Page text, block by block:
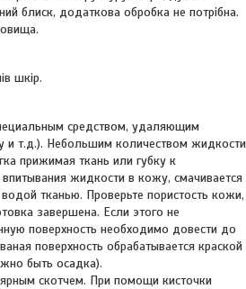
блиск, додаткова обробка не потрібна.
шкір.
средством, удаляющим
и т.д.). Небольшим количеством жидкости
прижимая ткань или губку к
жидкости в кожу, смачивается
тканью. Проверьте пористость кожи,
завершена. Если этого не
поверхность необходимо довести до
поверхность обрабатывается краской
быть осадка).
скотчем. При помощи кисточки